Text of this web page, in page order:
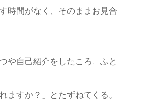
時間がなく、そのままお見合
や自己紹介をしたころ、ふと
ますか？」とたずねてくる。